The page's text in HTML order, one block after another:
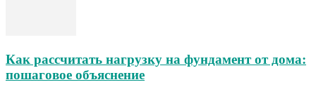
Как рассчитать нагрузку на фундамент от дома:
пошаговое объяснение